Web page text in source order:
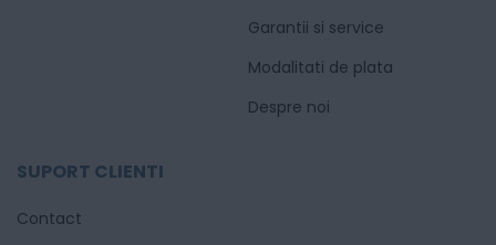
Garantii si service
Modalitati de plata
Despre noi
SUPORT CLIENTI
Contact